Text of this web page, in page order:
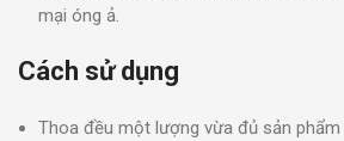
mại óng ả.
Cách sử dụng
Thoa đều một lượng vừa đủ sản